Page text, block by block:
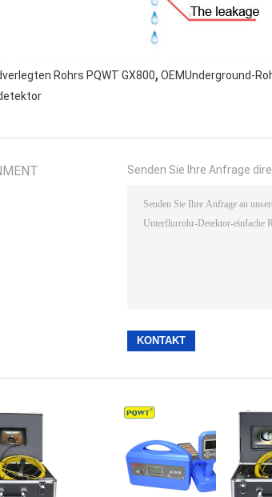
Rohrs PQWT GX800, OEMUnderground-
Senden Sie Ihre Anfrage